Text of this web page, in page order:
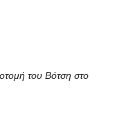
του Βότση στο